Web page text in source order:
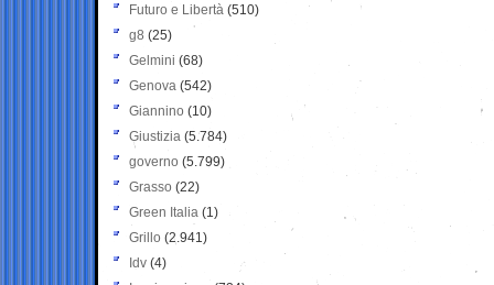
Futuro e Libertà (510)
g8 (25)
Gelmini (68)
Genova (542)
Giannino (10)
Giustizia (5.784)
governo (5.799)
Grasso (22)
Green Italia (1)
Grillo (2.941)
Idv (4)